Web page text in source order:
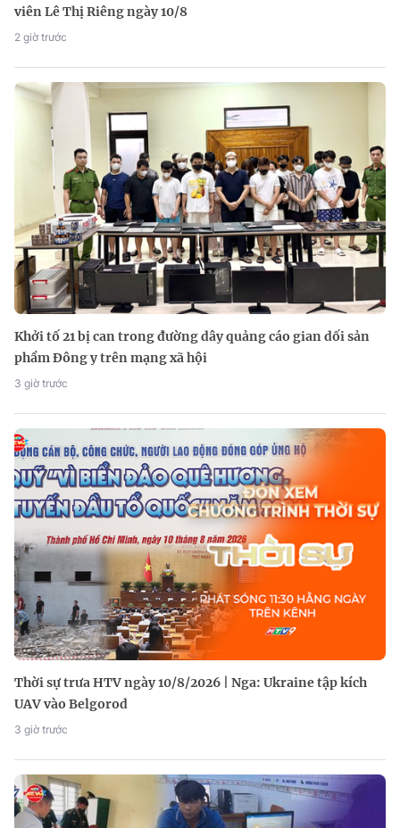
viên Lê Thị Riêng ngày 10/8
2 giờ trước
Khởi tố 21 bị can trong đường dây quảng cáo gian dối sản
phẩm Đông y trên mạng xã hội
3 giờ trước
Thời sự trưa HTV ngày 10/8/2026 | Nga: Ukraine tập kích
UAV vào Belgorod
3 giờ trước